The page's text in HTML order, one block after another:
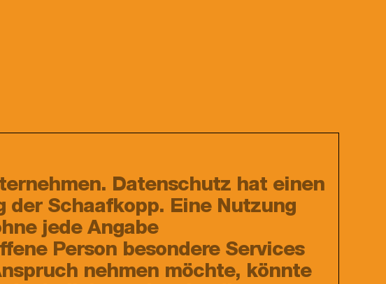
Datenschutz hat einen
Schaafkopp. Eine Nutzung
jede Angabe
Person besondere Services
nehmen möchte, könnte